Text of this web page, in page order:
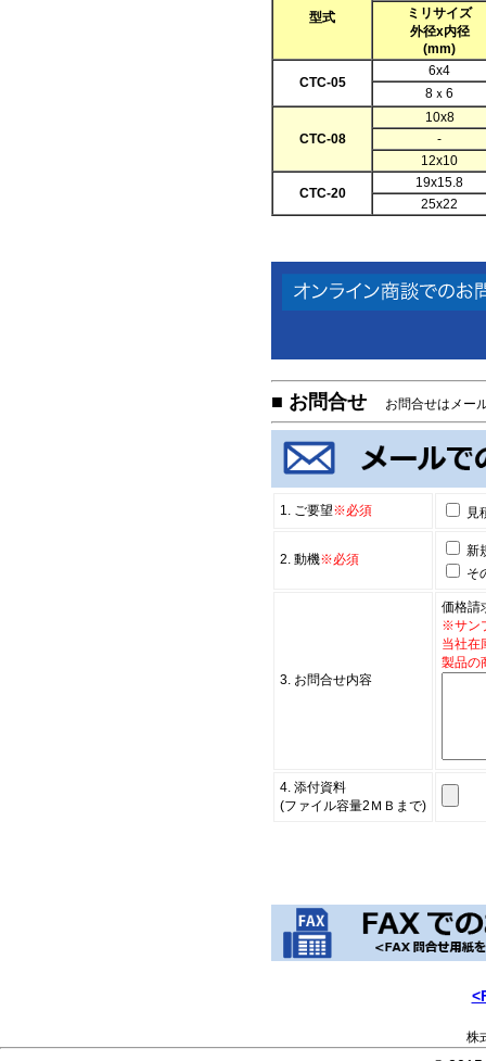
型式
ミリサイズ
外径x内径
(mm)
CTC-05
6x4
8ｘ6
CTC-08
10x8
-
12x10
CTC-20
19x15.8
25x22
■ お問合せ お問合せはメー
1. ご要望※必須 見
2. 動機※必須
新
そ
3. お問合せ内容
価格請
※サン
当社在
製品の
4. 添付資料
(ファイル容量2ＭＢまで)
株